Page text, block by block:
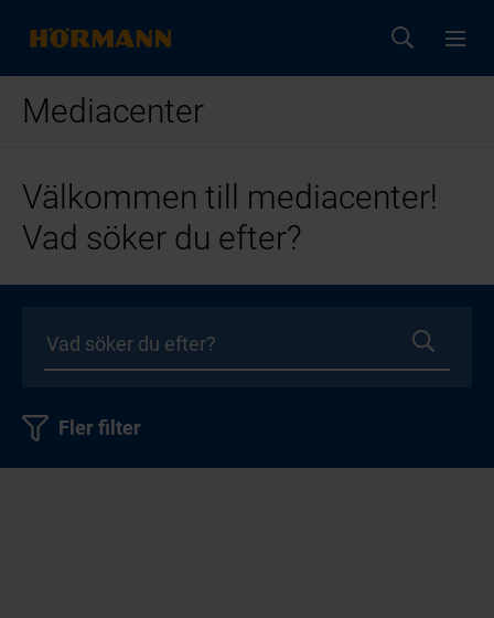
Mediacenter
Välkommen till mediacenter!
Vad söker du efter?
Fler filter